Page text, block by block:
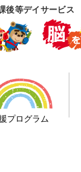
後等デイサービ
プログラム